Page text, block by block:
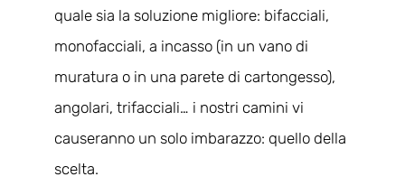
quale sia la soluzione migliore: bifacciali,
monofacciali, a incasso (in un vano di
muratura o in una parete di cartongesso),
angolari, trifacciali… i nostri camini vi
causeranno un solo imbarazzo: quello della
scelta.